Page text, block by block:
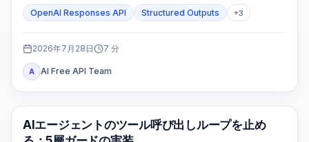
答が必要な場合だけです。
OpenAI Responses API Structured Outputs +3
2026年7月28日 7 分
A AI Free API Team
AI API
AIエージェントのツール呼び出しループを止め